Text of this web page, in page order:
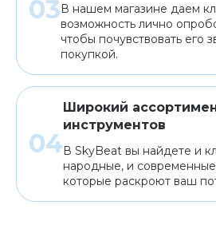
В нашем магазине даем
возможность лично
чтобы почувствовать его
покупкой.
Широкий
инструментов
В SkyBeat вы найдете и
народные, и
которые раскроют ваш